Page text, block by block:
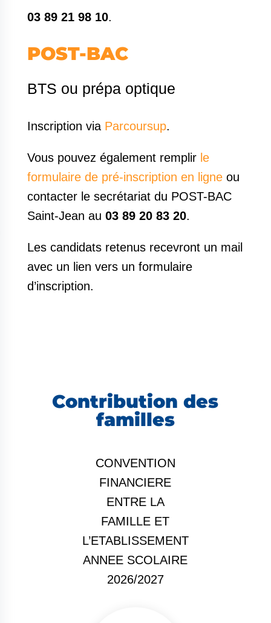
03 89 21 98 10.
POST-BAC
BTS ou prépa optique
Inscription via Parcoursup.
Vous pouvez également remplir le
formulaire de pré-inscription en ligneou
contacter le secrétariat du POST-BAC
Saint-Jean au 03 89 20 83 20.
Les candidats retenus recevront un mail
avec un lien vers un formulaire
d’inscription.
Contribution des
familles
CONVENTION
FINANCIERE
ENTRE LA
FAMILLE ET
L’ETABLISSEMENT
ANNEE SCOLAIRE
2026/2027